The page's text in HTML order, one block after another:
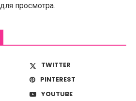
просмотра.
TWITTER
PINTEREST
YOUTUBE